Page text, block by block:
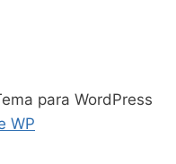
para WordPress
WP